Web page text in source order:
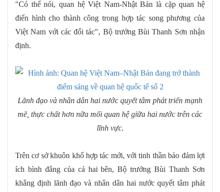
"Có thể nói, quan hệ Việt Nam-Nhật Bản là cặp quan hệ
điển hình cho thành công trong hợp tác song phương của
Việt Nam với các đối tác", Bộ trưởng Bùi Thanh Sơn nhận
định.
Lãnh đạo và nhân dân hai nước quyết tâm phát triển mạnh
mẽ, thực chất hơn nữa mối quan hệ giữa hai nước trên các
lĩnh vực.
Trên cơ sở khuôn khổ hợp tác mới, với tinh thần bảo đảm lợi
ích bình đẳng của cả hai bên, Bộ trưởng Bùi Thanh Sơn
khẳng định lãnh đạo và nhân dân hai nước quyết tâm phát